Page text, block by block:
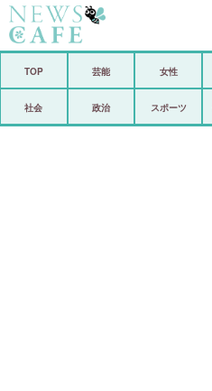
TOP 芸能 女性
社会 政治 スポーツ